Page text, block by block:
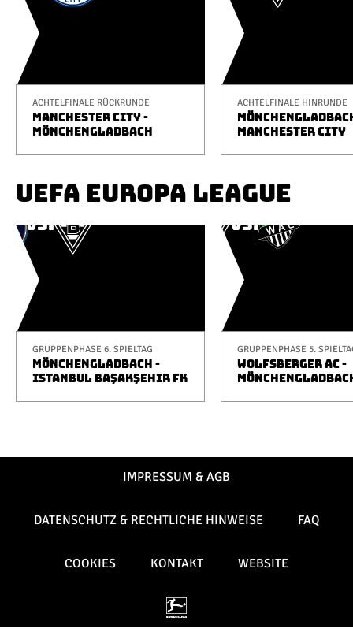
ACHTELFINALE RÜCKRUNDE
MANCHESTER CITY -
MÖNCHENGLADBACH
ACHTELFINALE HINRUNDE
MANCHESTER CITY
UEFA EUROPA LEAGUE
GRUPPENPHASE 6. SPIELTAG
MÖNCHENGLADBACH -
ISTANBUL BAŞAKŞEHIR FK
GRUPPENPHASE 5.
WOLFSBERGER AC -
IMPRESSUM & AGB
DATENSCHUTZ & RECHTLICHE HINWEISE FAQ
COOKIES KONTAKT WEBSITE